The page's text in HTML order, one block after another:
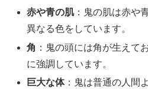
赤や青の肌：鬼の肌は赤や
異なる色をしています。
角 ：鬼の頭には角が生えて
に強調しています。
巨大な体：鬼は普通の人間